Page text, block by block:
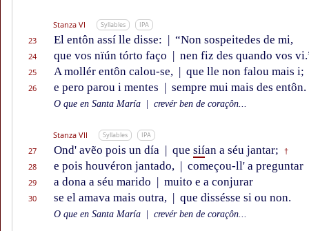
Stanza VI Syllables IPA
23 El entôn assí lle disse: | “Non sospeitedes de mi,
24 que vos nïún tórto faço | nen fiz des quando vos
25 A mollér entôn calou-se, | que lle non falou mais i;
26 e pero parou i mentes | sempre mui mais des entôn.
O que en Santa María crevér ben de coraçôn...
Stanza VII Syllables IPA
27 Ond' avẽo pois un día | que siían a séu jantar; †
28 e pois houvéron jantado, | começou-ll' a preguntar
29 a dona a séu marido | muito e a conjurar
30 se el amava mais outra, | que dissésse si ou non.
O que en Santa María crevér ben de coraçôn...